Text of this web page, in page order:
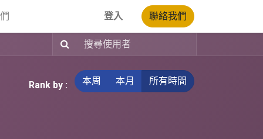
登入 聯絡我們
Rank by : 本周 本月 所有時間